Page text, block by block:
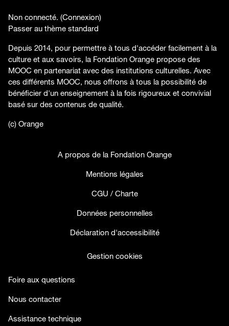
Non connecté. (Connexion)
Passer au thème standard
Depuis 2014, pour permettre à tous d'accéder facilement à la
culture et aux savoirs, la Fondation Orange propose des
MOOC en partenariat avec des institutions culturelles. Avec
ces différents MOOC, nous offrons à tous la possibilité de
bénéficier d'un enseignement à la fois rigoureux et convivial
basé sur des contenus de qualité.
(c) Orange
A propos de la Fondation Orange
Mentions légales
CGU / Charte
Données personnelles
Déclaration d'accessibilité
Gestion cookies
Foire aux questions
Nous contacter
Assistance technique